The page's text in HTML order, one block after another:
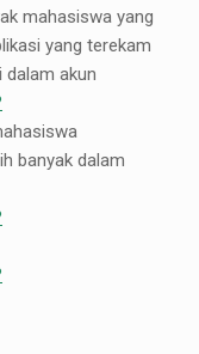
mahasiswa yang
yang terekam
dalam akun
banyak dalam